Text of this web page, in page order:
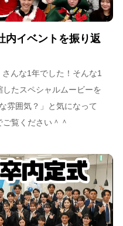
内イベントを振り返
んな1年でした！そんな1
たスペシャルムービーを
雰囲気？」と気になって
覧ください＾＾